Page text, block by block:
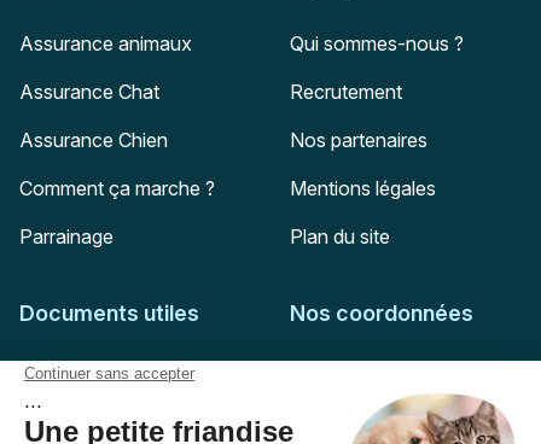
Assurance animaux
Assurance Chat
Assurance Chien
Comment ça marche ?
Parrainage
Qui sommes-nous ?
Recrutement
Nos partenaires
Mentions légales
Plan du site
Documents utiles
Feuille de soins
Conditions générales
Nos coordonnées
51-55 rue Hoche
94767
Ivry-sur-Seine